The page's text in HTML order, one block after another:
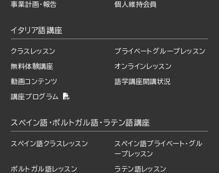
事業計画・報告 個人維持会員
イタリア語講座
クラスレッスン プライベート グループレッスン
無料体験講座 オンラインレッスン
動画コンテンツ 語学講座開講状況
講座プログラム
スペイン語・ポルトガル語・ ラテン語講座
スペイン語クラスレッスン スペイン語プライベート・ グル
ープレッスン
ポルトガル語レッスン ラテン語レッスン